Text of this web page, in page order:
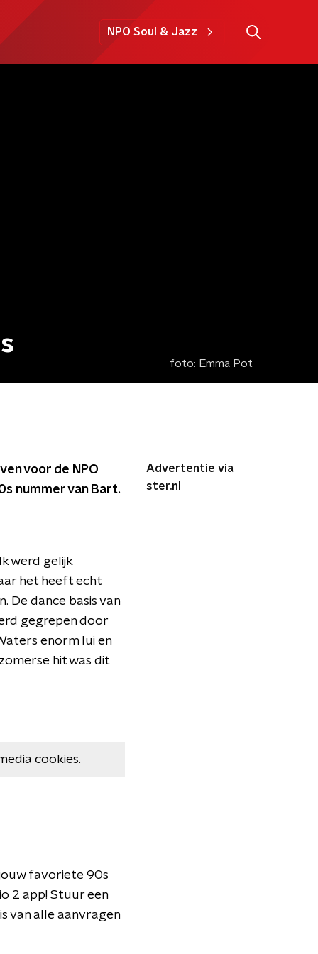
NPO Soul & Jazz
foto: Emma Pot
voor de NPO
nummer van Bart.
werd gelijk
het heeft echt
De dance basis van
gegrepen door
enorm lui en
hit was dit
cookies.
favoriete 90s
2 app! Stuur een
van alle aanvragen
Advertentie via
ster.nl